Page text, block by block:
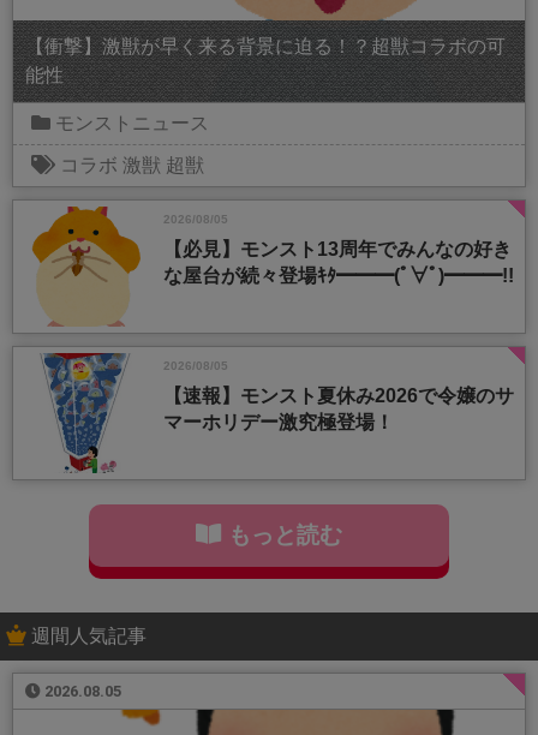
【衝撃】激獣が早く来る背景に迫る！？超獣コラボの可
能性
モンストニュース
コラボ 激獣 超獣
2026/08/05
【必見】モンスト13周年でみんなの好き
な屋台が続々登場ｷﾀ━━━(ﾟ∀ﾟ)━━━!!
2026/08/05
【速報】モンスト夏休み2026で令嬢のサ
マーホリデー激究極登場！
もっと読む
週間人気記事
2026.08.05